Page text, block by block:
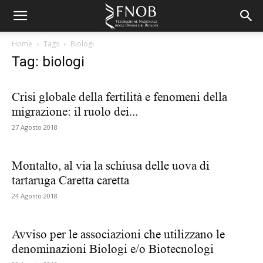
Home Tags Biologi
Tag: biologi
Crisi globale della fertilità e fenomeni della
migrazione: il ruolo dei...
27 Agosto 2018
Montalto, al via la schiusa delle uova di
tartaruga Caretta caretta
24 Agosto 2018
Avviso per le associazioni che utilizzano le
denominazioni Biologi e/o Biotecnologi